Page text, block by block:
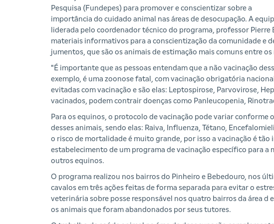
Pesquisa (Fundepes) para promover e conscientizar sobre a
importância do cuidado animal nas áreas de desocupação. A
liderada pelo coordenador técnico do programa, professor
materiais informativos para a conscientização da comunidade e
jumentos, que são os animais de estimação mais comuns entre
"É importante que as pessoas entendam que a não vacinação
exemplo, é uma zoonose fatal, com vacinação obrigatória
evitadas com vacinação e são elas: Leptospirose, Parvovirose,
vacinados, podem contrair doenças como Panleucopenia,
Para os equinos, o protocolo de vacinação pode variar conforme
desses animais, sendo elas: Raiva, Influenza, Tétano,
o risco de mortalidade é muito grande, por isso a vacinação é
estabelecimento de um programa de vacinação específico para
outros equinos.
O programa realizou nos bairros do Pinheiro e Bebedouro, nos
cavalos em três ações feitas de forma separada para evitar o
veterinária sobre posse responsável nos quatro bairros da área d
os animais que foram abandonados por seus tutores.